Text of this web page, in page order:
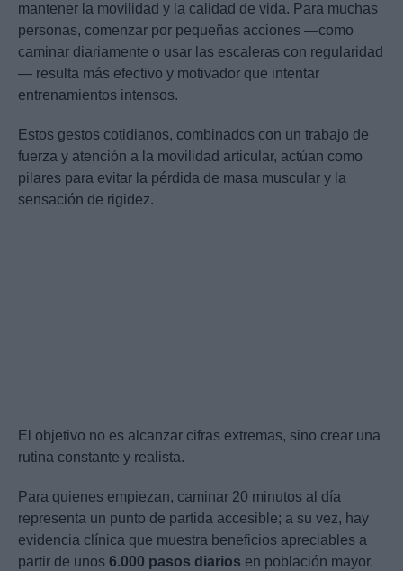
mantener la movilidad y la calidad de vida. Para muchas
personas, comenzar por pequeñas acciones —como
caminar diariamente o usar las escaleras con regularidad
— resulta más efectivo y motivador que intentar
entrenamientos intensos.
Estos gestos cotidianos, combinados con un trabajo de
fuerza y atención a la movilidad articular, actúan como
pilares para evitar la pérdida de masa muscular y la
sensación de rigidez.
El objetivo no es alcanzar cifras extremas, sino crear una
rutina constante y realista.
Para quienes empiezan, caminar 20 minutos al día
representa un punto de partida accesible; a su vez, hay
evidencia clínica que muestra beneficios apreciables a
partir de unos 6.000 pasos diarios en población mayor.